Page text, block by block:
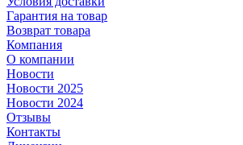
Гарантия на товар
Возврат товара
Компания
О компании
Новости
Новости 2025
Новости 2024
Отзывы
Контакты